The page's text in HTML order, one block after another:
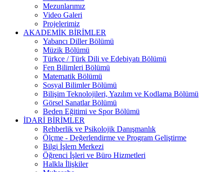
Mezunlarımız
Video Galeri
Projelerimiz
AKADEMİK BİRİMLER
Yabancı Diller Bölümü
Müzik Bölümü
Türkçe / Türk Dili ve Edebiyatı Bölümü
Fen Bilimleri Bölümü
Matematik Bölümü
Sosyal Bilimler Bölümü
Bilişim Teknolojileri, Yazılım ve Kodlama Bölümü
Görsel Sanatlar Bölümü
Beden Eğitimi ve Spor Bölümü
İDARİ BİRİMLER
Rehberlik ve Psikolojik Danışmanlık
Ölçme - Değerlendirme ve Program Geliştirme
Bilgi İşlem Merkezi
Öğrenci İşleri ve Büro Hizmetleri
Halkla İlişkiler